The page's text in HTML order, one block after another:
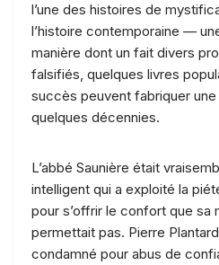
l’une des histoires de
l’histoire contemporaine —
manière dont un fait divers
falsifiés, quelques livres
succès peuvent fabriquer
quelques décennies.
L’abbé Saunière était
intelligent qui a exploité la
pour s’offrir le confort que sa
permettait pas. Pierre
condamné pour abus de